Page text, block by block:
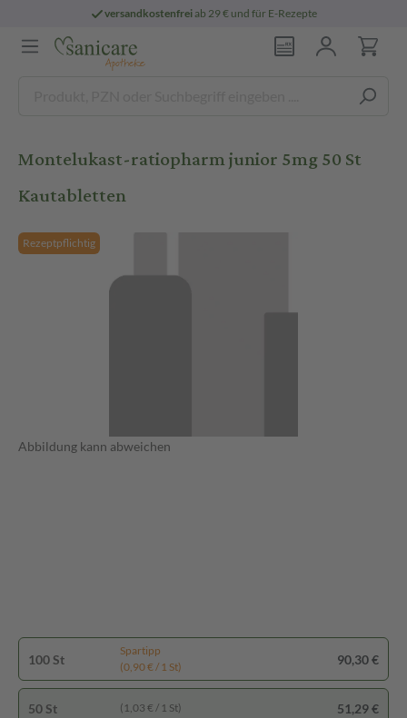
versandkostenfreiab 29 € und für E-Rezepte
Montelukast-ratiopharm junior 5mg 50 St
Kautabletten
Rezeptpflichtig
Abbildung kann abweichen
100 St
Spartipp
(0,90 € / 1 St)
90,30 €
50 St (1,03 € / 1 St) 51,29 €